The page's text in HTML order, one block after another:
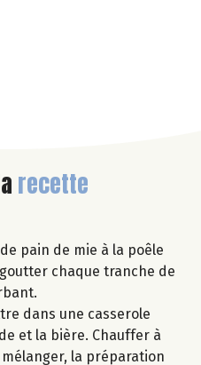
recette
pain de mie à la poêle
chaque tranche de
dans une casserole
et la bière. Chauffer à
la préparation